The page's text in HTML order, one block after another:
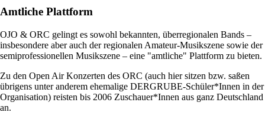
Amtliche Plattform
OJO & ORC gelingt es sowohl bekannten, überregionalen Bands –
insbesondere aber auch der regionalen Amateur-Musikszene sowie der
semiprofessionellen Musikszene – eine "amtliche" Plattform zu bieten.
Zu den Open Air Konzerten des ORC (auch hier sitzen bzw. saßen
übrigens unter anderem ehemalige DERGRUBE-Schüler*Innen in der
Organisation) reisten bis 2006 Zuschauer*Innen aus ganz Deutschland
an.